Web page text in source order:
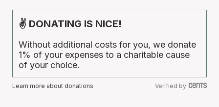
✌ DONATING IS NICE!
Without additional costs for you, we donate
1% of your expenses to a charitable cause
of your choice.
Learn more about donations Verified by